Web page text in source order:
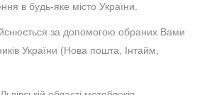
в будь-яке місто України.
за допомогою обраних Вами
України (Нова пошта, Інтайм,